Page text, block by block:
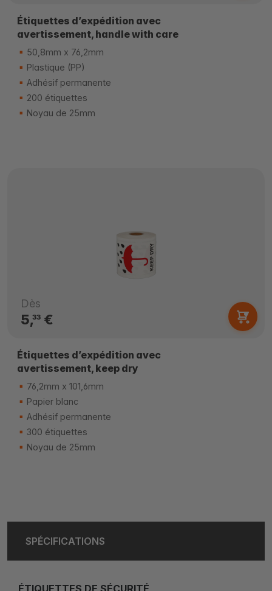
Étiquettes d’expédition avec
avertissement, handle with care
50,8mm x 76,2mm
Plastique (PP)
Adhésif permanente
200 étiquettes
Noyau de 25mm
Dès
5,33€
Étiquettes d’expédition avec
avertissement, keep dry
76,2mm x 101,6mm
Papier blanc
Adhésif permanente
300 étiquettes
Noyau de 25mm
SPÉCIFICATIONS
ÉTIQUETTES DE SÉCURITÉ